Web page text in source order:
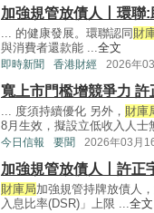
加強規管放債人丨環聯
... 的健康發展。環聯認同 財
與消費者還款能 ...全文
即時新聞 香港財經 2026年
寬上市門檻增競爭力
... 度須持續優化 另外， 財庫
8月生效，擬設立低收入人士
今日信報 要聞 2026年03月
加強規管放債人丨許正
財庫局加強規管持牌放債人
入息比率(DSR)」上限 ...全文